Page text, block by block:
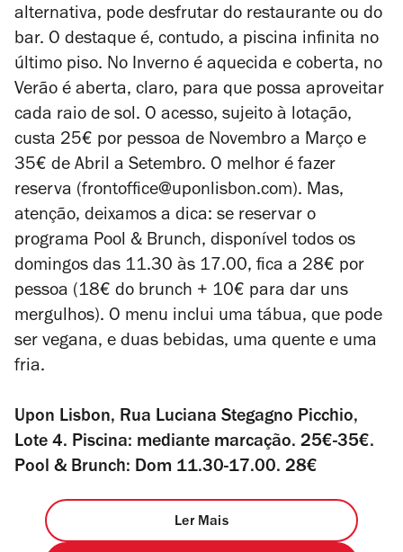
alternativa, pode desfrutar do restaurante ou do
bar. O destaque é, contudo, a piscina infinita no
último piso. No Inverno é aquecida e coberta, no
Verão é aberta, claro, para que possa aproveitar
cada raio de sol. O acesso, sujeito à lotação,
custa 25€ por pessoa de Novembro a Março e
35€ de Abril a Setembro. O melhor é fazer
reserva (frontoffice@uponlisbon.com). Mas,
atenção, deixamos a dica: se reservar o
programa Pool & Brunch, disponível todos os
domingos das 11.30 às 17.00, fica a 28€ por
pessoa (18€ do brunch + 10€ para dar uns
mergulhos). O menu inclui uma tábua, que pode
ser vegana, e duas bebidas, uma quente e uma
fria.
Upon Lisbon, Rua Luciana Stegagno Picchio,
Lote 4. Piscina: mediante marcação. 25€-35€.
Pool & Brunch: Dom 11.30-17.00. 28€
Ler Mais